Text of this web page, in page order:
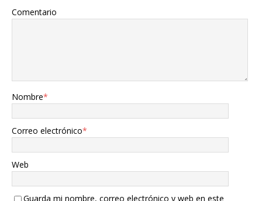
Comentario
Nombre*
Correo electrónico*
Web
Guarda mi nombre, correo electrónico y web en este